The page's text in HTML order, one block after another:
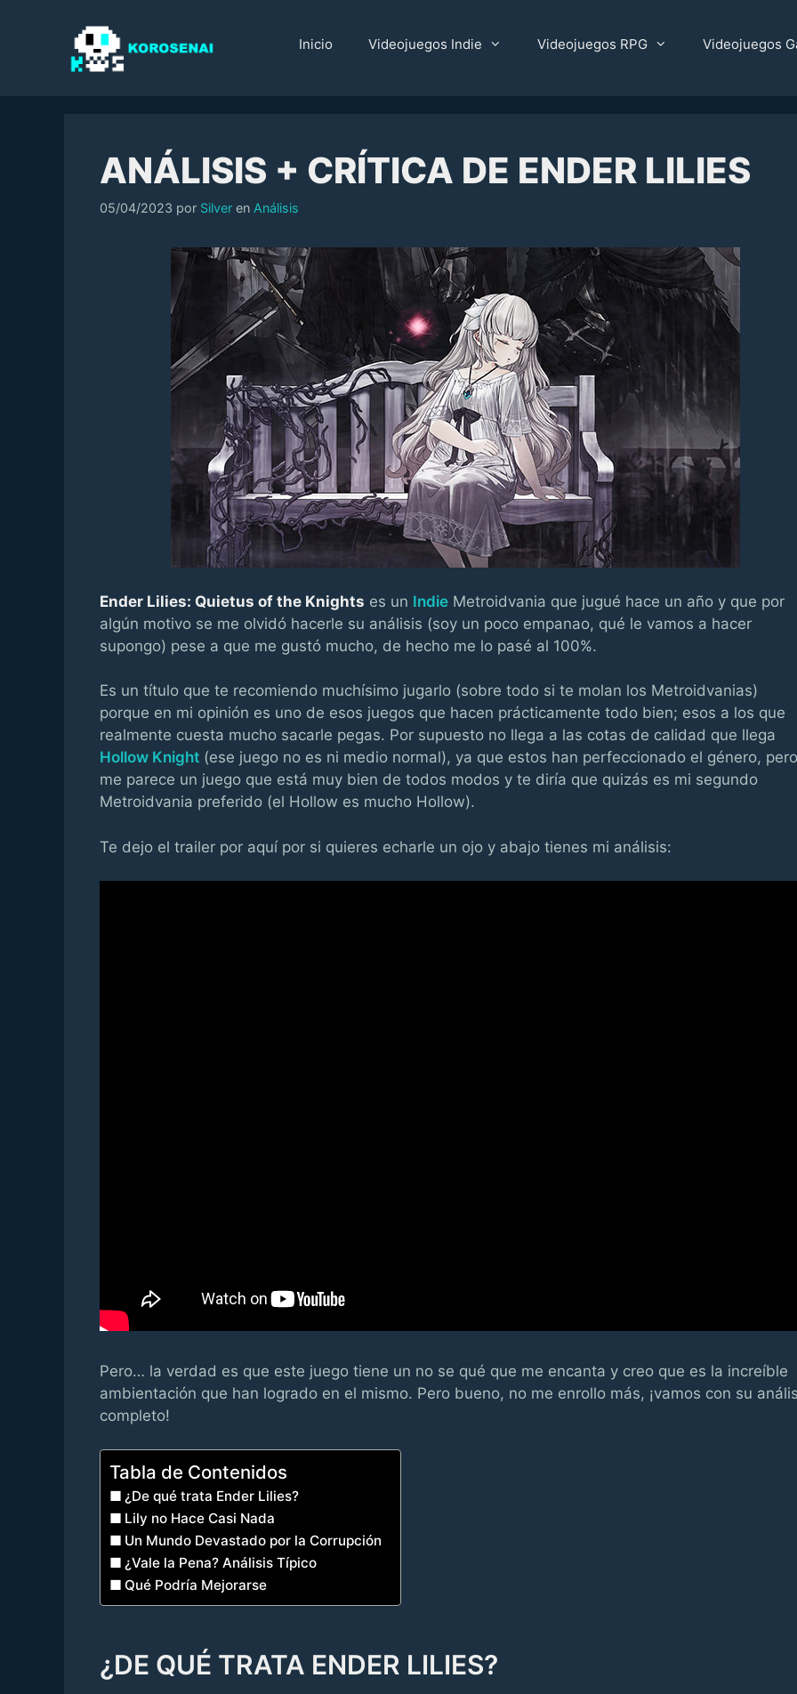
Inicio Videojuegos Indie Videojuegos RPG Videojuegos
ANÁLISIS + CRÍTICA DE ENDER LILIES
05/04/2023 por Silver en Categorías
Análisis
Ender Lilies: Quietus of the Knights es un Indie Metroidvania que jugué hace un año y que por
algún motivo se me olvidó hacerle su análisis (soy un poco empanao, qué le vamos a hacer
supongo) pese a que me gustó mucho, de hecho me lo pasé al 100%.
Es un título que te recomiendo muchísimo jugarlo (sobre todo si te molan los Metroidvanias)
porque en mi opinión es uno de esos juegos que hacen prácticamente todo bien; esos a los que
realmente cuesta mucho sacarle pegas. Por supuesto no llega a las cotas de calidad que llega
Hollow Knight (ese juego no es ni medio normal), ya que estos han perfeccionado el género, pero
me parece un juego que está muy bien de todos modos y te diría que quizás es mi segundo
Metroidvania preferido (el Hollow es mucho Hollow).
Te dejo el trailer por aquí por si quieres echarle un ojo y abajo tienes mi análisis:
Pero… la verdad es que este juego tiene un no se qué que me encanta y creo que es la increíble
ambientación que han logrado en el mismo. Pero bueno, no me enrollo más, ¡vamos con su
completo!
Tabla de Contenidos
¿De qué trata Ender Lilies?
Lily no Hace Casi Nada
Un Mundo Devastado por la Corrupción
¿Vale la Pena? Análisis Típico
Qué Podría Mejorarse
¿DE QUÉ TRATA ENDER LILIES?